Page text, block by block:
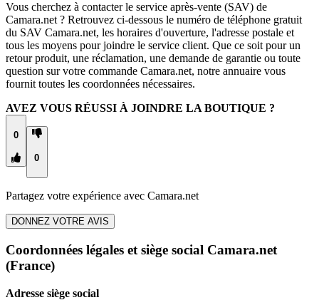
Vous cherchez à contacter le service après-vente (SAV) de
Camara.net ? Retrouvez ci-dessous le numéro de téléphone gratuit
du SAV Camara.net, les horaires d'ouverture, l'adresse postale et
tous les moyens pour joindre le service client. Que ce soit pour un
retour produit, une réclamation, une demande de garantie ou toute
question sur votre commande Camara.net, notre annuaire vous
fournit toutes les coordonnées nécessaires.
AVEZ VOUS RÉUSSI À JOINDRE LA BOUTIQUE ?
0
0
Partagez votre expérience avec Camara.net
DONNEZ VOTRE AVIS
Coordonnées légales et siège social Camara.net
(France)
Adresse siège social